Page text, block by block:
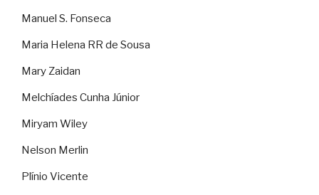
Manuel S. Fonseca
Maria Helena RR de Sousa
Mary Zaidan
Melchíades Cunha Júnior
Miryam Wiley
Nelson Merlin
Plínio Vicente